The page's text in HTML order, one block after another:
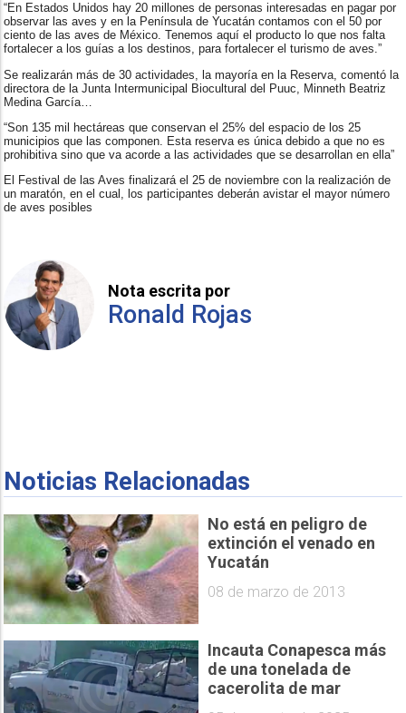
“En Estados Unidos hay 20 millones de personas interesadas en pagar por
observar las aves y en la Península de Yucatán contamos con el 50 por
ciento de las aves de México. Tenemos aquí el producto lo que nos falta
fortalecer a los guías a los destinos, para fortalecer el turismo de aves.”
Se realizarán más de 30 actividades, la mayoría en la Reserva, comentó la
directora de la Junta Intermunicipal Biocultural del Puuc, Minneth Beatriz
Medina García…
“Son 135 mil hectáreas que conservan el 25% del espacio de los 25
municipios que las componen. Esta reserva es única debido a que no es
prohibitiva sino que va acorde a las actividades que se desarrollan en ella”
El Festival de las Aves finalizará el 25 de noviembre con la realización de
un maratón, en el cual, los participantes deberán avistar el mayor número
de aves posibles
Nota escrita por
Ronald Rojas
Noticias Relacionadas
No está en peligro de
extinción el venado en
Yucatán
08 de marzo de 2013
Incauta Conapesca más
de una tonelada de
cacerolita de mar